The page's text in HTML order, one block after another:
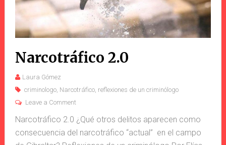
Narcotráfico 2.0
Laura Gómez
criminologo, Narcotráfico, reflexiones de un criminólogo
Leave a Comment
Narcotráfico 2.0 ¿Qué otros delitos aparecen como
consecuencia del narcotráfico “actual” en el campo